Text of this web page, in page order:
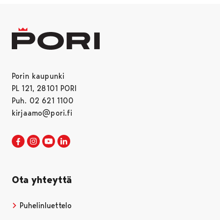
Porin kaupunki
PL 121, 28101 PORI
Puh. 02 621 1100
kirjaamo@pori.fi
Porin kaupunki Facebookissa
Avautuu uudessa välilehdessä
Porin kaupunki Instagramissa
Avautuu uudessa välilehdessä
Porin kaupunki Youtubessa
Avautuu uudessa välilehdessä
Ota yhteyttä
Puhelinluettelo